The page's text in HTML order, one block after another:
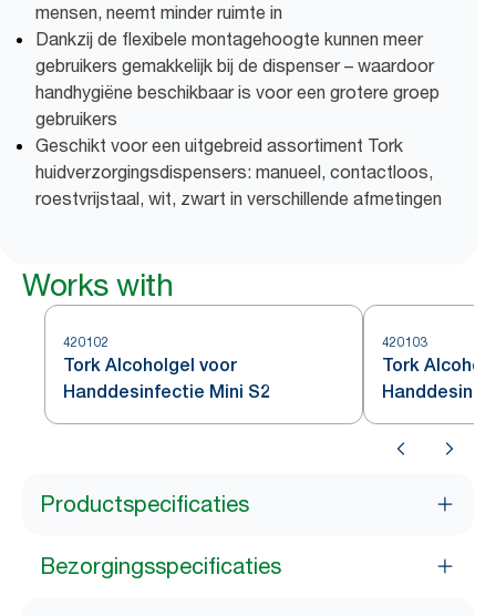
mensen, neemt minder ruimte in
Dankzij de flexibele montagehoogte kunnen meer
gebruikers gemakkelijk bij de dispenser – waardoor
handhygiëne beschikbaar is voor een grotere groep
gebruikers
Geschikt voor een uitgebreid assortiment Tork
huidverzorgingsdispensers: manueel, contactloos,
roestvrijstaal, wit, zwart in verschillende afmetingen
Works with
420102
Tork Alcoholgel voor
Handdesinfectie Mini S2
420103
Tork Alcohol
Productspecificaties
Bezorgingsspecificaties